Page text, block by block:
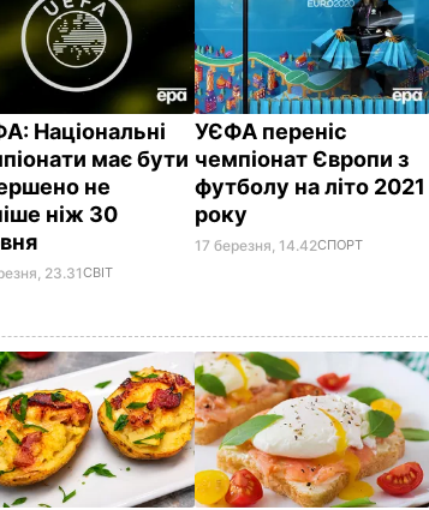
Національні
має бути
не
ніж 30
23.31СВІТ
УЄФА переніс
чемпіонат Європи з
футболу на літо 2021
року
17 березня, 14.42СПОРТ